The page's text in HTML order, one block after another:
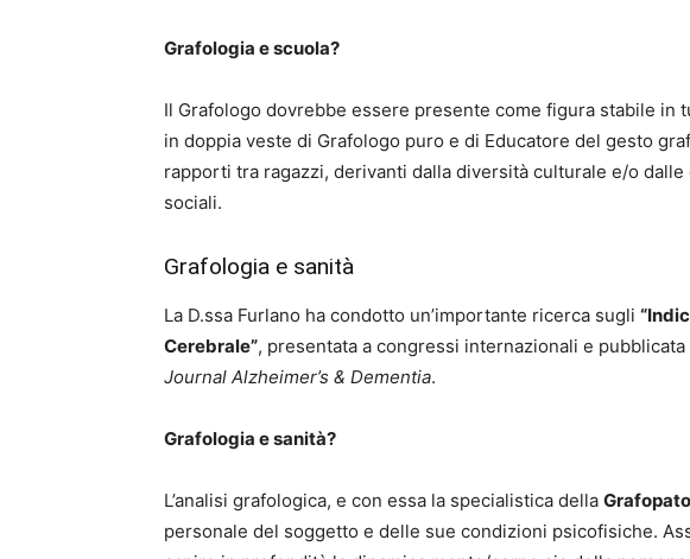
Grafologia e scuola?
Il Grafologo dovrebbe essere presente come figura stabile in
in doppia veste di Grafologo puro e di Educatore del gesto
rapporti tra ragazzi, derivanti dalla diversità culturale e/o
sociali.
Grafologia e sanità
La D.ssa Furlano ha condotto un’importante ricerca sugli
Cerebrale”, presentata a congressi internazionali e
Journal Alzheimer’s & Dementia.
Grafologia e sanità?
L’analisi grafologica, e con essa la specialistica della
personale del soggetto e delle sue condizioni psicofisiche.